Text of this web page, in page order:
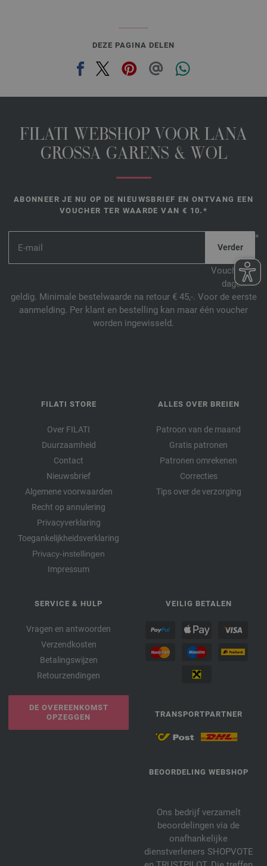
DEZE PAGINA DELEN
FILATI WEBSHOP VOOR LANA
GROSSA GARENS & WOL
ABONNEER JE NU OP DE NIEUWSBRIEF EN ONTVANG EEN
VOUCHER TER WAARDE VAN € 10.*
*
Voucher 14
dagen
geldig. Minimale bestelwaarde na retour € 45,-. Voor de eerste
aanmelding. Per klant en bestelling kan maar één voucher
worden ingewisseld.
FILATI STORE
Over FILATI
Duurzaamheid
Contact
Nieuwsbrief
Algemene voorwaarden
Recht op annulering
Privacyverklaring
Toegankelijkheidsverklaring
Privacy-instellingen
Impressum
ALLES OVER BREIEN
Patroon van de maand
Gratis patronen
Patronen omrekenen
Correcties
Tips over de verzorging
SERVICE & HULP
Vragen en antwoorden
Verzendkosten
Betalingswijzen
Retourzendingen
DE OVEREENKOMST
OPZEGGEN
VEILIG BETALEN
TRANSPORTPARTNER
BEOORDELING WEBSHOP
Ons bedrijf verzamelt
beoordelingen via de
onafhankelijke
dienstverleners SHOPVOTE